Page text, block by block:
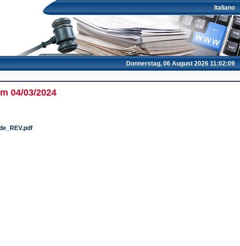
Italiano
Donnerstag, 06 August 2026 11:02:09
04/03/2024